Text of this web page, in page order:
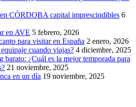
CÓRDOBA capital imprescindibles 6
en AVE 5 febrero, 2026
para visitar en España 2 enero, 2026
cuando viajas? 4 diciembre, 2025
barato: ¿Cuál es la mejor temporada para
21 noviembre, 2025
en un día 19 noviembre, 2025